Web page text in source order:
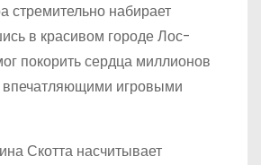
стремительно набирает
в красивом городе Лос-
покорить сердца миллионов
впечатляющими игровыми
Скотта насчитывает